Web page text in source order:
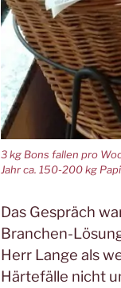
3 kg Bons fallen pro
Jahr ca. 150-200 kg
Das Gespräch
Branchen-
Herr Lange als
Härtefälle nicht